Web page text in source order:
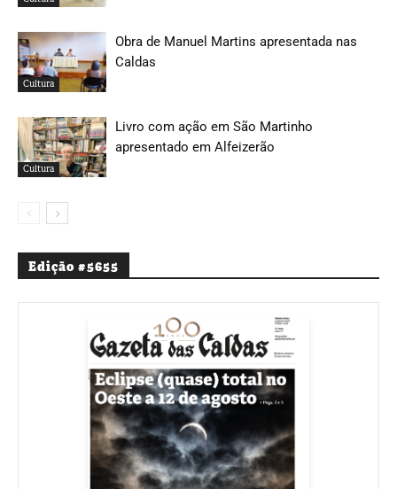
Cultura
Obra de Manuel Martins apresentada nas
Caldas
Cultura
Livro com ação em São Martinho
apresentado em Alfeizerão
Edição #5655